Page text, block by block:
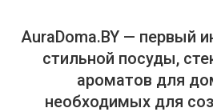
AuraDoma.BY — первый
стильной посуды,
ароматов для
необходимых для